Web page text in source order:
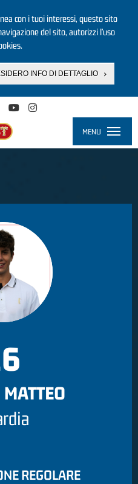
con i tuoi interessi, questo sito
del sito, autorizzi l’uso
INFO DI DETTAGLIO
MENU
REGOLARE